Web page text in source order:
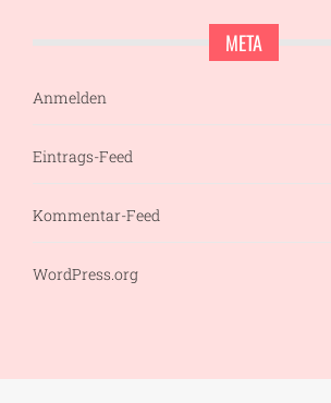
META
Anmelden
Eintrags-Feed
Kommentar-Feed
WordPress.org